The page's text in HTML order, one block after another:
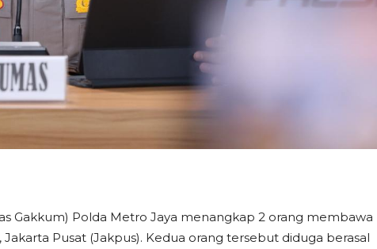
Gakkum) Polda Metro Jaya menangkap 2 orang membawa
Pusat (Jakpus). Kedua orang tersebut diduga berasal